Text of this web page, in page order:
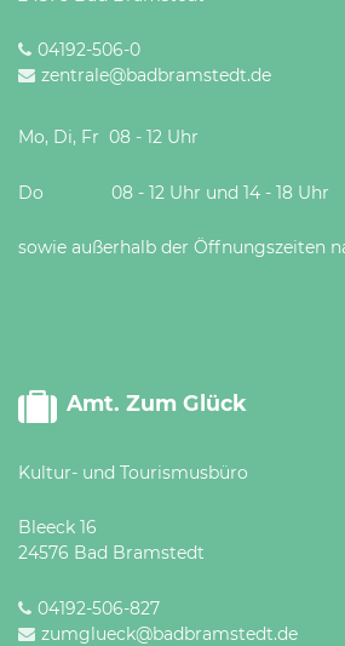
04192-506-0
zentrale@badbramstedt.de
Mo, Di, Fr 08 - 12 Uhr
Do 08 - 12 Uhr und 14 - 18 Uhr
sowie außerhalb der Öffnungszeiten
Amt. Zum Glück
Kultur- und Tourismusbüro
Bleeck 16
24576 Bad Bramstedt
04192-506-827
zumglueck@badbramstedt.de